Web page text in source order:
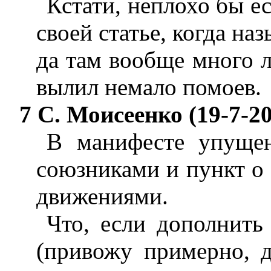
своей статье, когда
да там вообще много
вылил немало помоев.
7 С. Моисеенко (19-7-
В манифесте
союзниками и пункт о
движениями.
Что, если
(привожу примерно,